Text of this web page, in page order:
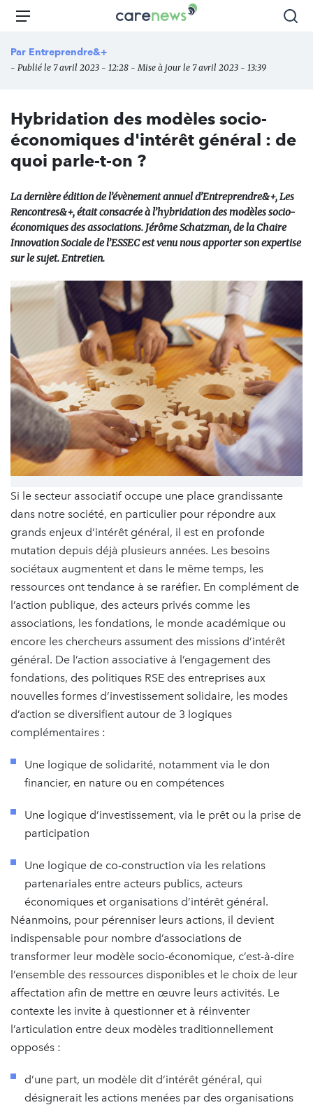
Aller
principal
Carenews,
des
l'engagement
Menu
Par Entreprendre&+
- Publié le 7 avril 2023 - 12:28 - Mise à jour le 7 avril 2023 - 13:39
Hybridation des modèles socio-
économiques d'intérêt général : de
quoi parle-t-on ?
La dernière édition de l’évènement annuel d’Entreprendre&+, Les
Rencontres&+, était consacrée à l’hybridation des modèles socio-
économiques des associations. Jérôme Schatzman, de la Chaire
Innovation Sociale de l’ESSEC est venu nous apporter son expertise
sur le sujet. Entretien.
Si le secteur associatif occupe une place grandissante
dans notre société, en particulier pour répondre aux
grands enjeux d’intérêt général, il est en profonde
mutation depuis déjà plusieurs années. Les besoins
sociétaux augmentent et dans le même temps, les
ressources ont tendance à se raréfier. En complément de
l’action publique, des acteurs privés comme les
associations, les fondations, le monde académique ou
encore les chercheurs assument des missions d’intérêt
général. De l’action associative à l’engagement des
fondations, des politiques RSE des entreprises aux
nouvelles formes d’investissement solidaire, les modes
d’action se diversifient autour de 3 logiques
complémentaires :
Une logique de solidarité, notamment via le don
financier, en nature ou en compétences
Une logique d’investissement, via le prêt ou la prise de
participation
Une logique de co-construction via les relations
partenariales entre acteurs publics, acteurs
économiques et organisations d’intérêt général.
Néanmoins, pour pérenniser leurs actions, il devient
indispensable pour nombre d’associations de
transformer leur modèle socio-économique, c’est-à-dire
l’ensemble des ressources disponibles et le choix de leur
affectation afin de mettre en œuvre leurs activités. Le
contexte les invite à questionner et à réinventer
l’articulation entre deux modèles traditionnellement
opposés :
d’une part, un modèle dit d’intérêt général, qui
désignerait les actions menées par des organisations